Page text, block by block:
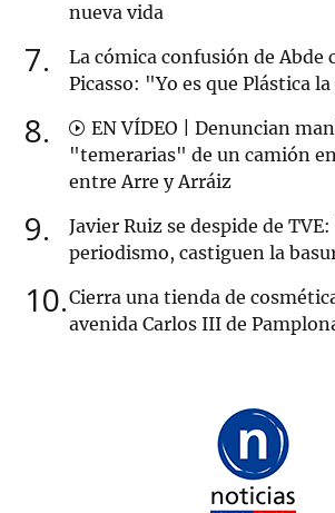
nueva vida
7
La cómica confusión de Abde
Picasso: "Yo es que Plástica
8
EN VÍDEO | Denuncian
"temerarias" de un camión
entre Arre y Arráiz
9
Javier Ruiz se despide de
periodismo, castiguen la
10 Cierra una tienda de
avenida Carlos III de